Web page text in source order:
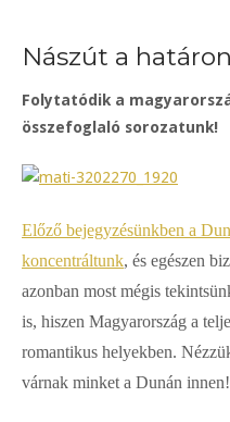
Nászút a
Folytatódik a
összefoglaló sorozatunk!
Előző bejegyzésünkben a
koncentráltunk, és egészen
azonban most mégis
is, hiszen Magyarország a
romantikus helyekben.
várnak minket a Dunán innen!